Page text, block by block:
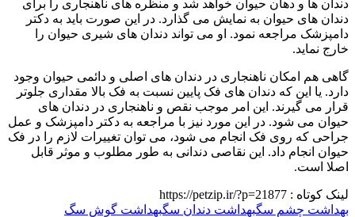
دندان ها و دهان حیوان خواهد شد و منظره های ناهنجاری را برای
دندان های حیوان به نمایش می گذارد. در این صورت باید به دکتر
دامپزشک مراجعه نمود. او می تواند دندان های شیری حیوان را
خارج نماید.
گاهی هم امکان ناهنجاری در دندان های اصلی و دائمی حیوان وجود
دارد. یا این که دندان های فک پایین نسبت به فک بالا مقداری جلوتر
قرار می گیرند. این امر موجب نقص و ناهنجاری در دندان های
حیوان می شود. در این مورد نیز با مراجعه به دکتر دامپزشک و عمل
جراحی که روی فک انجام می شود، می توان تغییرات لازم را در فک
حیوان انجام داد. این نقاصی دندانی به طور مطلوب و موثر قابل
اصلا است.
لینک کوتاه : https://petzip.ir/?p=21877
بهداشت چشم سگبهداشت دندان سگبهداشت گوش سگ